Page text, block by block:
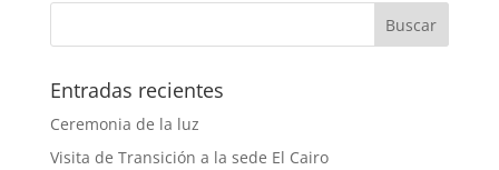
Entradas recientes
Ceremonia de la luz
Visita de Transición a la sede El Cairo